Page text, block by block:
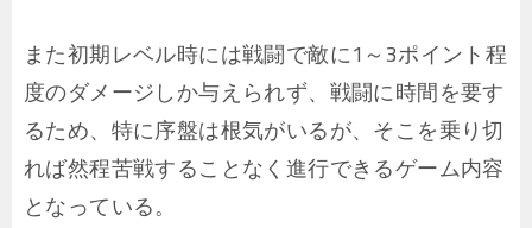
また初期レベル時には戦闘で敵に1～3ポイント程
度のダメージしか与えられず、戦闘に時間を要す
るため、特に序盤は根気がいるが、そこを乗り切
れば然程苦戦することなく進行できるゲーム内容
となっている。